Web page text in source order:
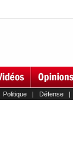
Politique| Défense|